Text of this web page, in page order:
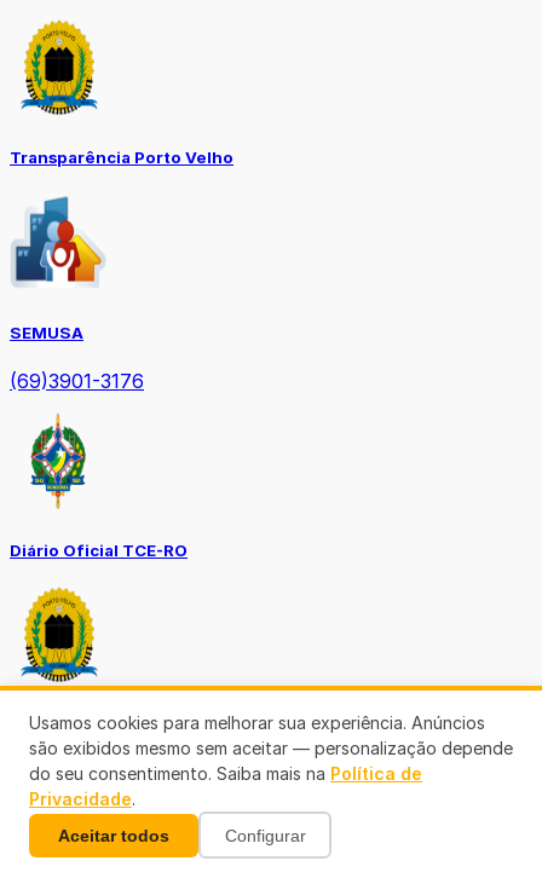
Transparência Porto Velho
SEMUSA
(69)3901-3176
Diário Oficial TCE-RO
Diário Prefeitura de Porto Velho
Usamos cookies para melhorar sua experiência. Anúncios
são exibidos mesmo sem aceitar — personalização depende
do seu consentimento. Saiba mais na Política de
Privacidade.
Aceitar todos Configurar